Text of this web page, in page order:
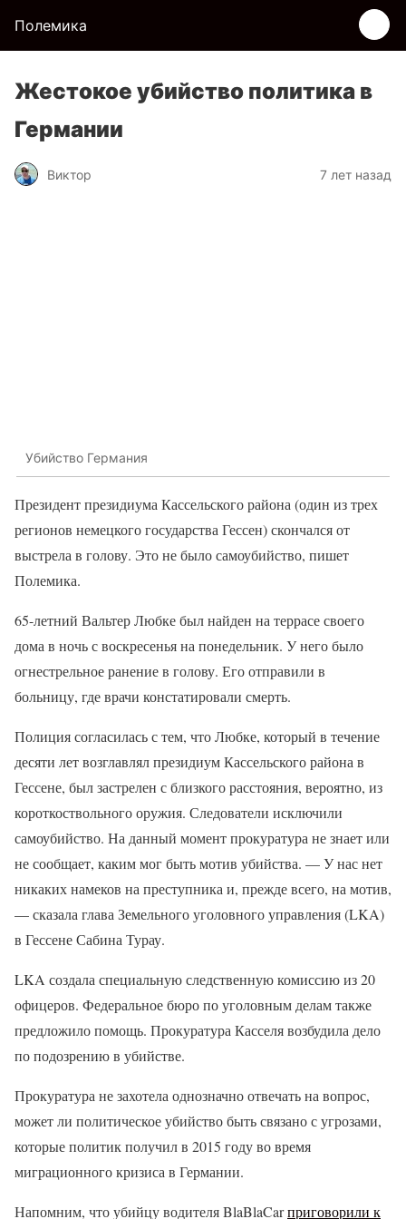
Полемика
Жестокое убийство политика в
Германии
Виктор 7 лет назад
Убийство Германия
Президент президиума Кассельского района (один из трех
регионов немецкого государства Гессен) скончался от
выстрела в голову. Это не было самоубийство, пишет
Полемика.
65-летний Вальтер Любке был найден на террасе своего
дома в ночь с воскресенья на понедельник. У него было
огнестрельное ранение в голову. Его отправили в
больницу, где врачи констатировали смерть.
Полиция согласилась с тем, что Любке, который в течение
десяти лет возглавлял президиум Кассельского района в
Гессене, был застрелен с близкого расстояния, вероятно, из
короткоствольного оружия. Следователи исключили
самоубийство. На данный момент прокуратура не знает или
не сообщает, каким мог быть мотив убийства. — У нас нет
никаких намеков на преступника и, прежде всего, на мотив,
— сказала глава Земельного уголовного управления (LKA)
в Гессене Сабина Турау.
LKA создала специальную следственную комиссию из 20
офицеров. Федеральное бюро по уголовным делам также
предложило помощь. Прокуратура Касселя возбудила дело
по подозрению в убийстве.
Прокуратура не захотела однозначно отвечать на вопрос,
может ли политическое убийство быть связано с угрозами,
которые политик получил в 2015 году во время
миграционного кризиса в Германии.
Напомним, что убийцу водителя BlaBlaCarприговорили к